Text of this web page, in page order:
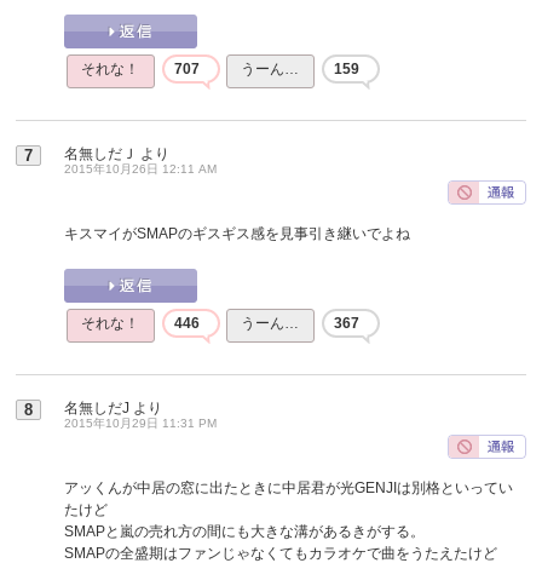
それな！ 707 うーん… 159
7 名無しだＪ より
2015年10月26日 12:11 AM
キスマイがSMAPのギスギス感を見事引き継いでよね
それな！ 446 うーん… 367
8 名無しだJ より
2015年10月29日 11:31 PM
アッくんが中居の窓に出たときに中居君が光GENJIは別格といってい
たけど
SMAPと嵐の売れ方の間にも大きな溝があるきがする。
SMAPの全盛期はファンじゃなくてもカラオケで曲をうたえたけど